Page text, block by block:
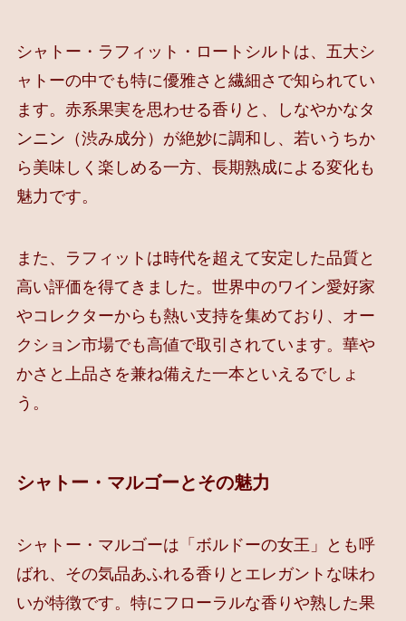
シャトー・ラフィット・ロートシルトは、五大シ
ャトーの中でも特に優雅さと繊細さで知られてい
ます。赤系果実を思わせる香りと、しなやかなタ
ンニン （渋み成分）が絶妙に調和し、若いうちか
ら美味しく楽しめる一方、長期熟成による変化も
魅力です。
また、ラフィットは時代を超えて安定した品質と
高い評価を得てきました。世界中のワイン愛好家
やコレクターからも熱い支持を集めており、オー
クション市場でも高値で取引されています。華や
かさと上品さを兼ね備えた一本といえるでしょ
う。
シャトー・マルゴーとその魅力
シャトー・マルゴーは「ボルドーの女王」とも呼
ばれ、その気品あふれる香りとエレガントな味わ
いが特徴です。特にフローラルな香りや熟した果